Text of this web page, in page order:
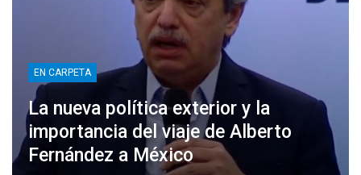
EN CARPETA
La nueva política exterior y la
importancia del viaje de Alberto
Fernández a México